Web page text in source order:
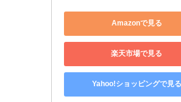
Amazonで見る
楽天市場で見る
Yahoo!ショッピングで見る